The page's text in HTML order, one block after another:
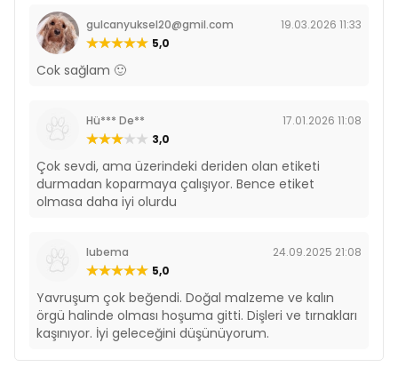
gulcanyuksel20@gmil.com
19.03.2026 11:33
5,0
Cok sağlam 🙂
Hü*** De**
17.01.2026 11:08
3,0
Çok sevdi, ama üzerindeki deriden olan etiketi
durmadan koparmaya çalışıyor. Bence etiket
olmasa daha iyi olurdu
lubema
24.09.2025 21:08
5,0
Yavruşum çok beğendi. Doğal malzeme ve kalın
örgü halinde olması hoşuma gitti. Dişleri ve tırnakları
kaşınıyor. İyi geleceğini düşünüyorum.